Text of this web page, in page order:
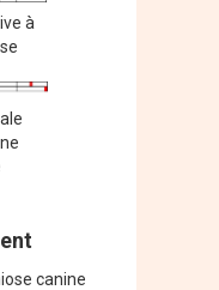
à
canine